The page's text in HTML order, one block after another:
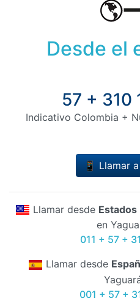
Desde el
57 + 310
Indicativo Colombia +
📱 Llamar
Llamar desde Estados
en
011 + 57 +
Llamar desde
001 + 57 +